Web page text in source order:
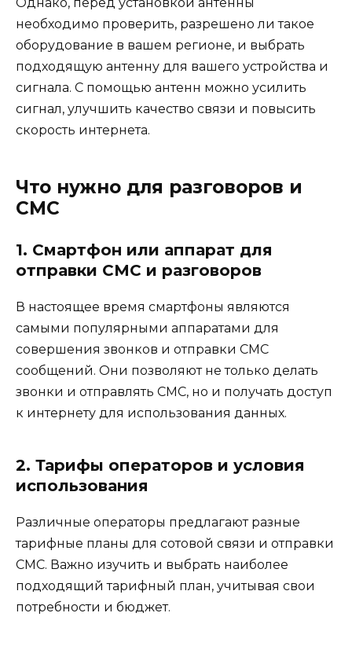
Однако, перед установкой антенны
необходимо проверить, разрешено ли такое
оборудование в вашем регионе, и выбрать
подходящую антенну для вашего устройства и
сигнала. С помощью антенн можно усилить
сигнал, улучшить качество связи и повысить
скорость интернета.
Что нужно для разговоров и
СМС
1. Смартфон или аппарат для
отправки СМС и разговоров
В настоящее время смартфоны являются
самыми популярными аппаратами для
совершения звонков и отправки СМС
сообщений. Они позволяют не только делать
звонки и отправлять СМС, но и получать доступ
к интернету для использования данных.
2. Тарифы операторов и условия
использования
Различные операторы предлагают разные
тарифные планы для сотовой связи и отправки
СМС. Важно изучить и выбрать наиболее
подходящий тарифный план, учитывая свои
потребности и бюджет.